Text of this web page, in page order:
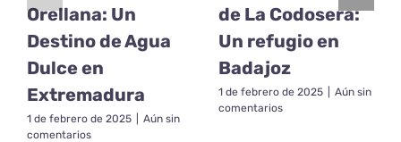
Orellana: Un
Destino de Agua
Dulce en
Extremadura
1 de febrero de 2025
Aún sin
comentarios
de La Codosera:
Un refugio en
Badajoz
1 de febrero de 2025
Aún sin
comentarios